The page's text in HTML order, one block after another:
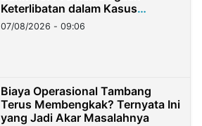
Keterlibatan dalam Kasus
Hilangnya Dana Nasabah Rp2,58
Miliar
07/08/2026 - 09:06
Biaya Operasional Tambang
Terus Membengkak? Ternyata Ini
yang Jadi Akar Masalahnya